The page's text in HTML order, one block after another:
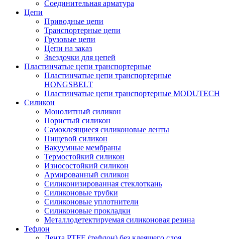
Соединительная арматура
Цепи
Приводные цепи
Транспортерные цепи
Грузовые цепи
Цепи на заказ
Звездочки для цепей
Пластинчатые цепи транспортерные
Пластинчатые цепи транспортерные
HONGSBELT
Пластинчатые цепи транспортерные MODUTECH
Силикон
Монолитный силикон
Пористый силикон
Самоклеящиеся силиконовые ленты
Пищевой силикон
Вакуумные мембраны
Термостойкий силикон
Износостойкий силикон
Армированный силикон
Силиконизированная стеклоткань
Силиконовые трубки
Силиконовые уплотнители
Силиконовые прокладки
Металлодетектируемая силиконовая резина
Тефлон